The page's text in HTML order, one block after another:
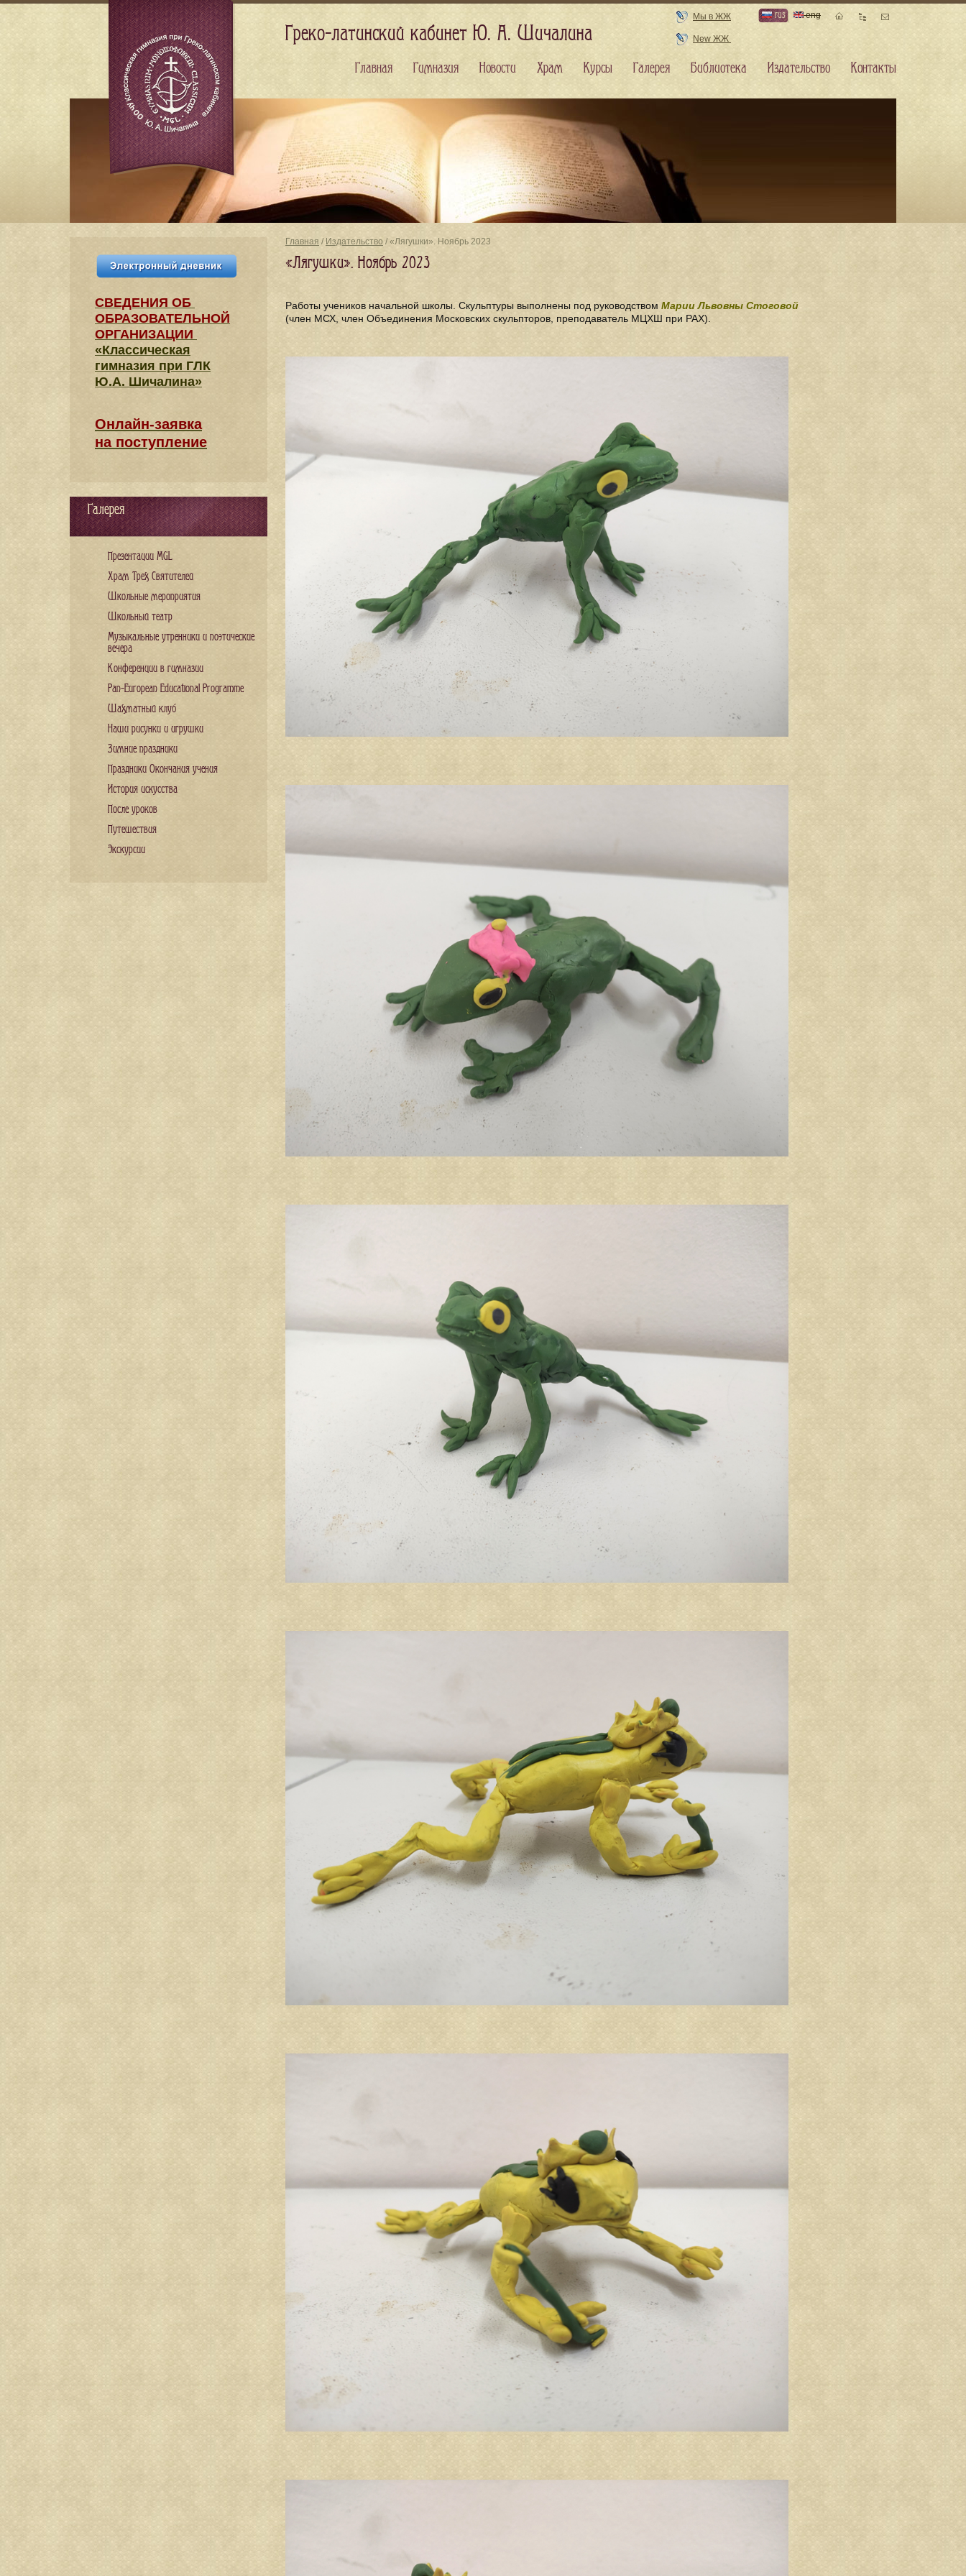
Главная / Издательство / «Лягушки». Ноябрь 2023
«Лягушки». Ноябрь 2023
Работы учеников начальной школы. Скульптуры выполнены под руководством Марии Львовны Стоговой
(член МСХ, член Объединения Московских скульпторов, преподаватель МЦХШ при РАХ).
СВЕДЕНИЯ​ ОБ
ОБРАЗОВАТЕЛЬНОЙ
ОРГАНИЗАЦИИ
«Классическая
гимназия при ГЛК
Ю.А. Шичалина»
Онлайн-заявка
на поступление
Галерея
Презентации MGL
Храм Трех Святителей
Школьные мероприятия
Школьный театр
Музыкальные утренники и поэтические
вечера
Конференции в гимназии
Pan-European Educational Programme
Шахматный клуб
Наши рисунки и игрушки
Зимние праздники
Праздники Окончания учения
История искусства
После уроков
Путешествия
Экскурсии
Греко-латинский кабинет Ю. А. Шичалина
Мы в ЖЖ
New ЖЖ
rus eng
Главная Гимназия Новости Храм Курсы Галерея Библиотека Издательство Контакты